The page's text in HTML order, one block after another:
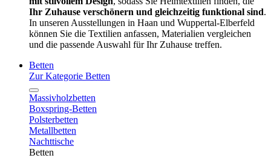
Ihr Zuhause verschönern und gleichzeitig funktional sind.
In unseren Ausstellungen in Haan und Wuppertal-Elberfeld
können Sie die Textilien anfassen, Materialien vergleichen
und die passende Auswahl für Ihr Zuhause treffen.
Betten
Zur Kategorie Betten
Massivholzbetten
Boxspring-Betten
Polsterbetten
Metallbetten
Nachttische
Betten